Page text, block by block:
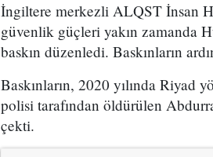
İngiltere merkezli ALQST İnsan
güvenlik güçleri yakın zamanda
baskın düzenledi. Baskınların
Baskınların, 2020 yılında Riyad
polisi tarafından öldürülen
çekti.